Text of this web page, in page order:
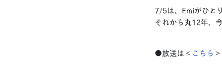
7/5は、Emiがひと
それから丸12年、
●放送は＜ こちら ＞